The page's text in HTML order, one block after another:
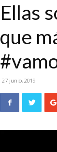
Ellas
que
27 junio, 2019